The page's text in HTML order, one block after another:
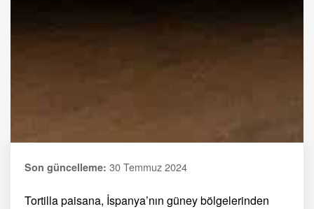
Son güncelleme: 30 Temmuz 2024
Tortilla paisana, İspanya’nın güney bölgelerinden